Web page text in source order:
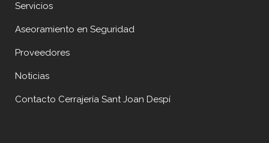
Servicios
Aseoramiento en Seguridad
Proveedores
Noticias
Contacto Cerrajería Sant Joan Despí